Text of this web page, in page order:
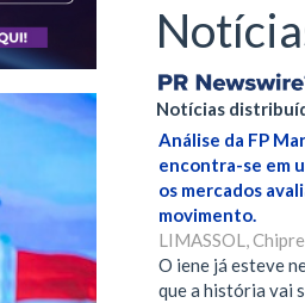
Notícias
Análise da FP
encontra-se em
os mercados
movimento.
LIMASSOL,
O iene já esteve
que a história vai